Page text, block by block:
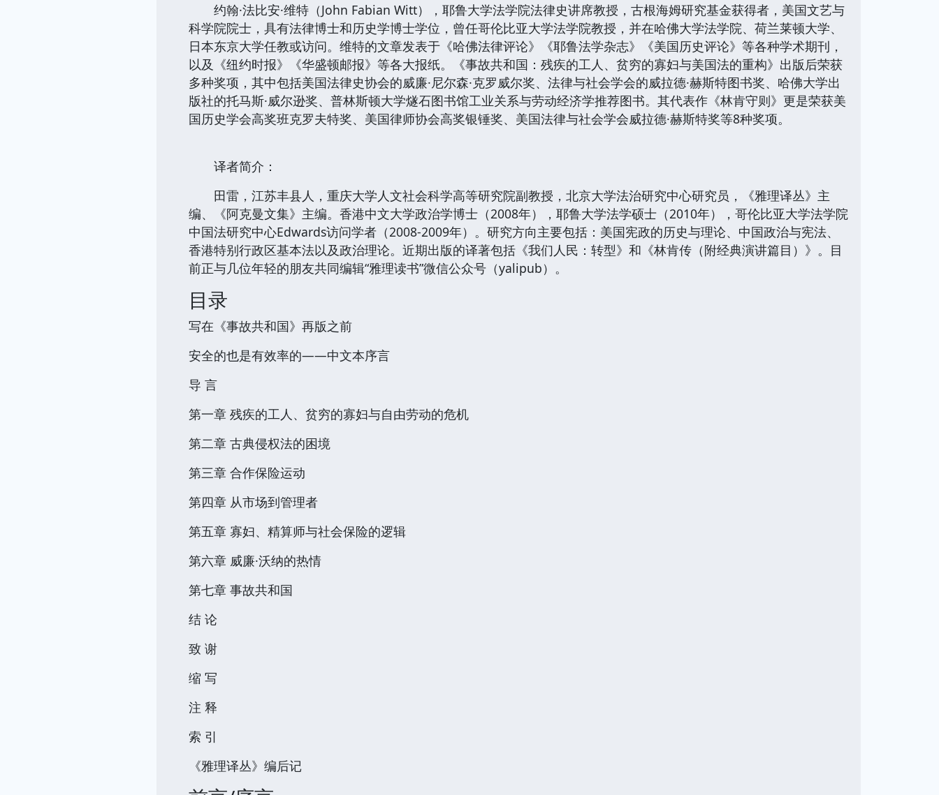
约翰·法比安·维特（John Fabian Witt），耶鲁大学法学院法律史讲席教授，古根海姆研究基金获得者，美国文艺与
科学院院士，具有法律博士和历史学博士学位，曾任哥伦比亚大学法学院教授，并在哈佛大学法学院、荷兰莱顿大学、
日本东京大学任教或访问。维特的文章发表于《哈佛法律评论》《耶鲁法学杂志》《美国历史评论》等各种学术期刊，
以及《纽约时报》《华盛顿邮报》等各大报纸。《事故共和国：残疾的工人、贫穷的寡妇与美国法的重构》出版后荣获
多种奖项，其中包括美国法律史协会的威廉·尼尔森·克罗威尔奖、法律与社会学会的威拉德·赫斯特图书奖、哈佛大学出
版社的托马斯·威尔逊奖、普林斯顿大学燧石图书馆工业关系与劳动经济学推荐图书。其代表作《林肯守则》更是荣获美
国历史学会高奖班克罗夫特奖、美国律师协会高奖银锤奖、美国法律与社会学会威拉德·赫斯特奖等8种奖项。
译者简介：
田雷，江苏丰县人，重庆大学人文社会科学高等研究院副教授，北京大学法治研究中心研究员，《雅理译丛》主
编、《阿克曼文集》主编。香港中文大学政治学博士（2008年），耶鲁大学法学硕士（2010年），哥伦比亚大学法学院
中国法研究中心Edwards访问学者（2008-2009年）。研究方向主要包括：美国宪政的历史与理论、中国政治与宪法、
香港特别行政区基本法以及政治理论。近期出版的译著包括《我们人民：转型》和《林肯传（附经典演讲篇目）》。目
前正与几位年轻的朋友共同编辑“雅理读书”微信公众号（yalipub）。
目录
写在《事故共和国》再版之前
安全的也是有效率的——中文本序言
导 言
第一章 残疾的工人、贫穷的寡妇与自由劳动的危机
第二章 古典侵权法的困境
第三章 合作保险运动
第四章 从市场到管理者
第五章 寡妇、精算师与社会保险的逻辑
第六章 威廉·沃纳的热情
第七章 事故共和国
结 论
致 谢
缩 写
注 释
索 引
《雅理译丛》编后记